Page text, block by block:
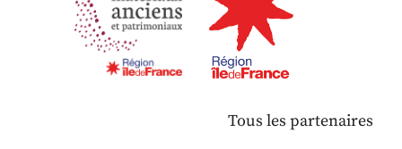
Tous les partenaires